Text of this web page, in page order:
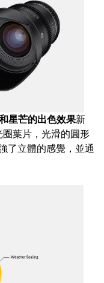
星芒的出色效果新
圈葉片，光滑的圓形
了立體的感覺，並通